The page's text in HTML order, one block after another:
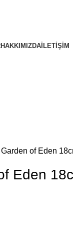
HAKKIMIZDAİLETİŞİM
of Eden
Eden